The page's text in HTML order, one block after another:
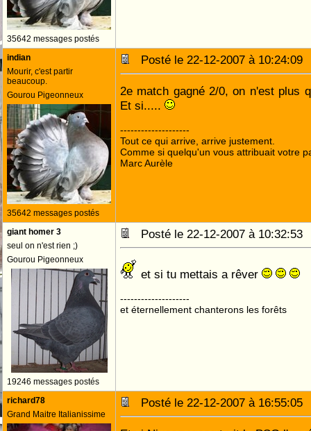
35642 messages postés
indian
Mourir, c'est partir
beaucoup.
Gourou Pigeonneux
35642 messages postés
Posté le 22-12-2007 à
2e match gagné 2/0, on n'est plus
Et si.....
--------------------
Tout ce qui arrive, arrive justement.
Comme si quelqu'un vous attribuait votre
Marc Aurèle
giant homer 3
seul on n'est rien ;)
Gourou Pigeonneux
19246 messages postés
Posté le 22-12-2007 à
et si tu mettais a rêver
--------------------
et éternellement chanterons les forêts
richard78
Grand Maitre Italianissime
Posté le 22-12-2007 à